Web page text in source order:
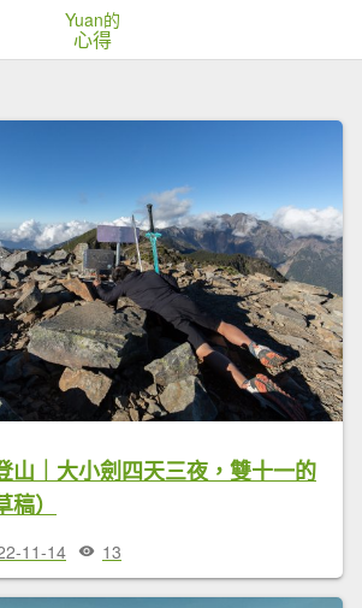
Yuan的
心得
山｜大小劍四天三夜，雙十一的
）
11-14 13